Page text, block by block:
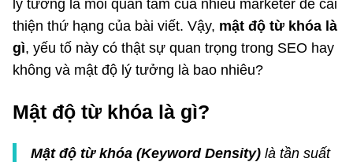
lý tưởng là mối quan tâm của nhiều marketer để cải
thiện thứ hạng của bài viết. Vậy, mật độ từ khóa là
gì, yếu tố này có thật sự quan trọng trong SEO hay
không và mật độ lý tưởng là bao nhiêu?
Mật độ từ khóa là gì?
Mật độ từ khóa (Keyword Density)là tần suất